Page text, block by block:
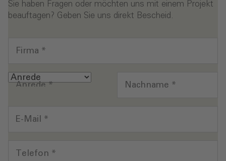
Sie haben Fragen oder möchten uns mit einem Projekt
beauftagen? Geben Sie uns direkt Bescheid.
Firma *
Anrede* Nachname *
E-Mail *
Telefon *